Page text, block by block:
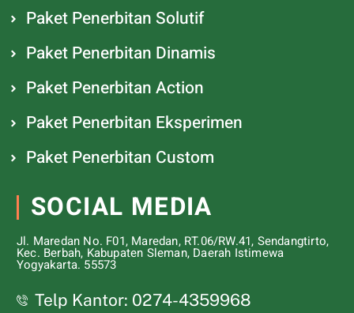
Paket Penerbitan Solutif
Paket Penerbitan Dinamis
Paket Penerbitan Action
Paket Penerbitan Eksperimen
Paket Penerbitan Custom
SOCIAL MEDIA
Jl. Maredan No. F01, Maredan, RT.06/RW.41, Sendangtirto,
Kec. Berbah, Kabupaten Sleman, Daerah Istimewa
Yogyakarta. 55573
Telp Kantor: 0274-4359968